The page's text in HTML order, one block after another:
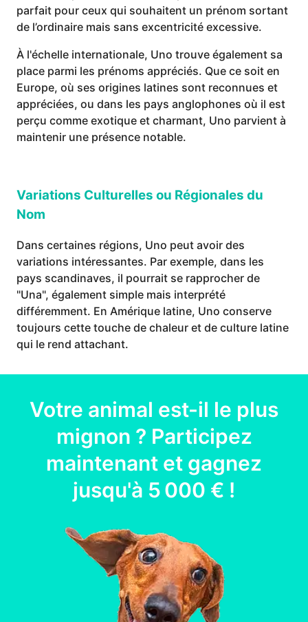
parfait pour ceux qui souhaitent un prénom sortant
de l’ordinaire mais sans excentricité excessive.
À l'échelle internationale, Uno trouve également sa
place parmi les prénoms appréciés. Que ce soit en
Europe, où ses origines latines sont reconnues et
appréciées, ou dans les pays anglophones où il est
perçu comme exotique et charmant, Uno parvient à
maintenir une présence notable.
Variations Culturelles ou Régionales du
Nom
Dans certaines régions, Uno peut avoir des
variations intéressantes. Par exemple, dans les
pays scandinaves, il pourrait se rapprocher de
"Una", également simple mais interprété
différemment. En Amérique latine, Uno conserve
toujours cette touche de chaleur et de culture latine
qui le rend attachant.
Votre animal est-il le plus
mignon ? Participez
maintenant et gagnez
jusqu'à 5 000 € !